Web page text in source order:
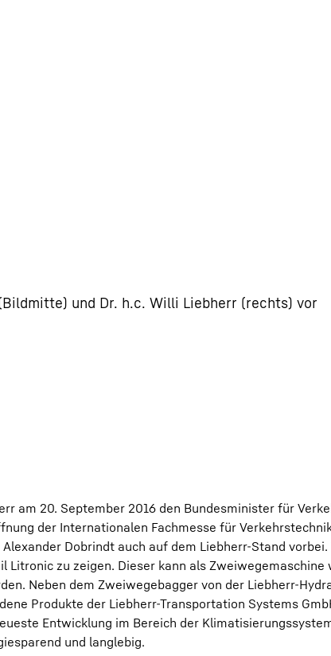
und Dr. h.c. Willi Liebherr (rechts) vor
am 20. September 2016 den Bundesminister für
der Internationalen Fachmesse für
Dobrindt auch auf dem Liebherr-Stand
Litronic zu zeigen. Dieser kann als
Neben dem Zweiwegebagger von der Liebherr-
Produkte der Liebherr-Transportation Systems
Entwicklung im Bereich der
und langlebig.